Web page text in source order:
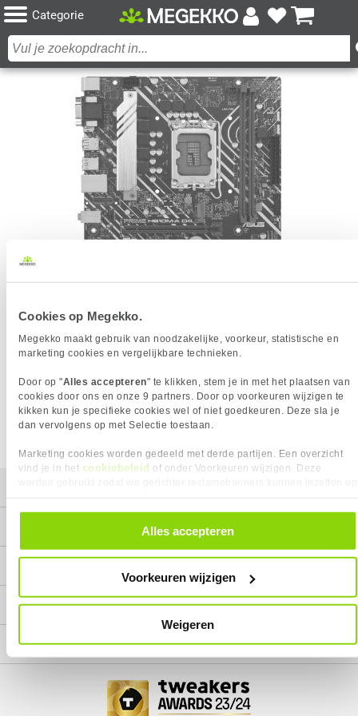
Cookies op Megekko.
Megekko maakt gebruik van noodzakelijke, voorkeur, statistische en
marketing cookies en vergelijkbare technieken.
Door op "Alles accepteren" te klikken, stem je in met het plaatsen van
cookies door ons en onze 9 partners. Door op voorkeuren wijzigen te
kikken kun je specifieke cookies wel of niet goedkeuren. Deze sla je
dan vervolgens op met Selectie toestaan.
Marketing cookies worden gedeeld met derde partijen. Een overzicht
vind je in het cookiebeleid of onder Voorkeuren wijzigen. Deze
alle cookies. Je kunt je gegeven toestemming altijd intrekken, dit doe je
door in de footer van onze website te klikken op ‘Cookievoorkeuren’
Alles accepteren
Voorkeuren wijzigen
Weigeren
Categorie
ASUS PRIME H610M-A D4 MOEDERBORD
Het product dat je zocht is helaas niet meer beschikbaar.
mogelijk leverbaar te houden.Helaas is dit product op dit
moment bij geen van onze leveranciers leverbaar.
We helpen je graag met een ander product uit de categorie
Megekko
Categorieën